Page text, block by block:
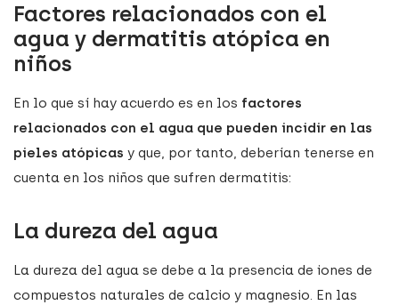
Factores relacionados con el
agua y dermatitis atópica en
niños
En lo que sí hay acuerdo es en los factores
relacionados con el agua que pueden incidir en las
pieles atópicas y que, por tanto, deberían tenerse en
cuenta en los niños que sufren dermatitis:
La dureza del agua
La dureza del agua se debe a la presencia de iones de
compuestos naturales de calcio y magnesio. En las